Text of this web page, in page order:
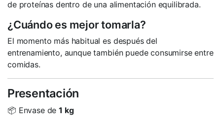
de proteínas dentro de una alimentación equilibrada.
¿Cuándo es mejor tomarla?
El momento más habitual es después del
entrenamiento, aunque también puede consumirse entre
comidas.
Presentación
📦 Envase de1 kg